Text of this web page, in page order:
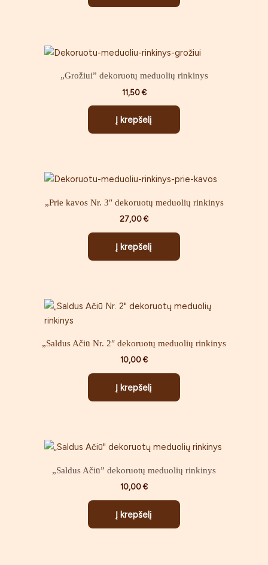
„Grožiui” dekoruotų meduolių rinkinys
11,50€
Į krepšelį
„Prie kavos Nr. 3″ dekoruotų meduolių rinkinys
27,00€
Į krepšelį
„Saldus Ačiū Nr. 2″ dekoruotų meduolių rinkinys
10,00€
Į krepšelį
„Saldus Ačiū” dekoruotų meduolių rinkinys
10,00€
Į krepšelį